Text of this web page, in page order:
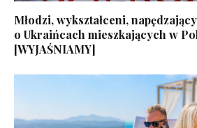
Młodzi, wykształceni,
o Ukraińcach mieszkających w
[WYJAŚNIAMY]